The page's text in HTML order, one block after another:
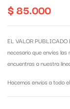
$85.000
EL VALOR PUBLICADO
necesario que envíes
encuentras a nuestra
Hacemos envíos a todo